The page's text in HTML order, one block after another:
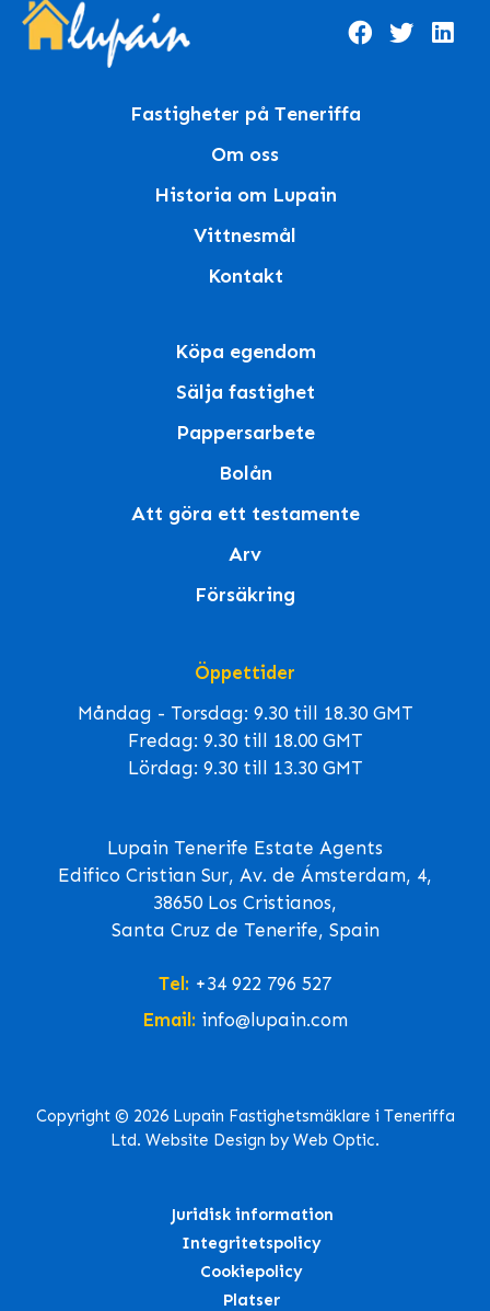
Fastigheter på Teneriffa
Om oss
Historia om Lupain
Vittnesmål
Kontakt
Köpa egendom
Sälja fastighet
Pappersarbete
Bolån
Att göra ett testamente
Arv
Försäkring
Öppettider
Måndag - Torsdag: 9.30 till 18.30 GMT
Fredag: 9.30 till 18.00 GMT
Lördag: 9.30 till 13.30 GMT
Lupain Tenerife Estate Agents
Edifico Cristian Sur, Av. de Ámsterdam, 4,
38650 Los Cristianos,
Santa Cruz de Tenerife, Spain
Tel: +34 922 796 527
Email: info@lupain.com
Copyright © 2026 Lupain Fastighetsmäklare i Teneriffa
Ltd. Website Design by Web Optic.
Juridisk information
Integritetspolicy
Cookiepolicy
Platser